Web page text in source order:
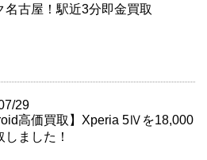
名古屋！駅近3分即金買取
29
高価買取】Xperia 5Ⅳを18,000
しました！